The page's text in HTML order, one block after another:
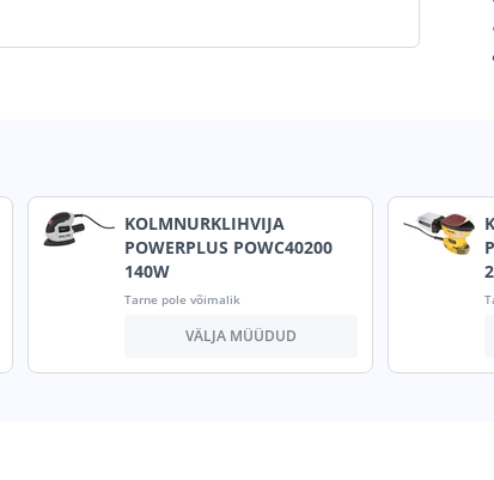
KOLMNURKLIHVIJA
POWERPLUS POWC40200
140W
Tarne pole võimalik
VÄLJA MÜÜDUD